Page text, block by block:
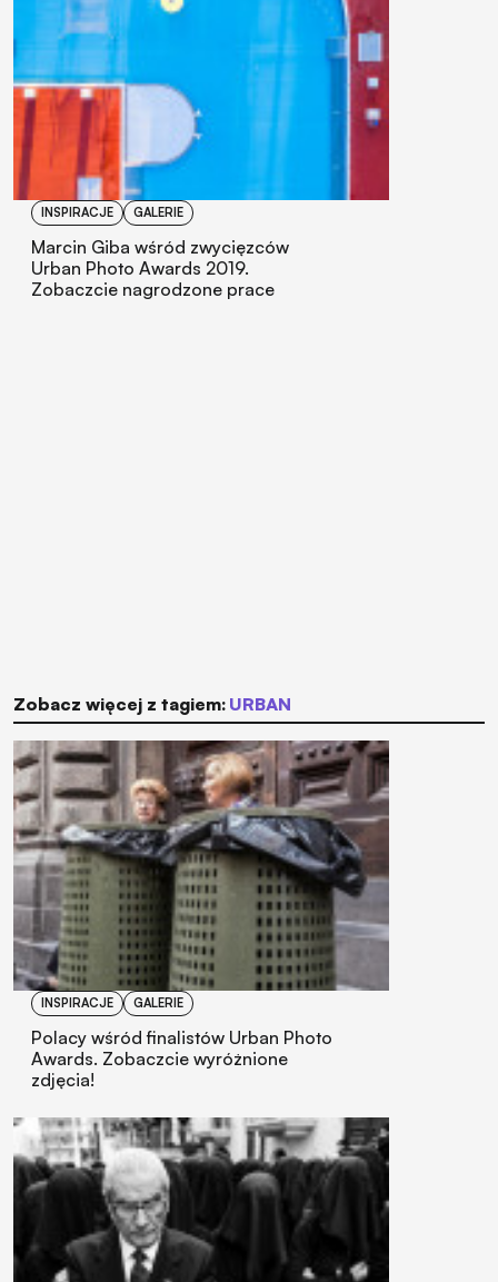
INSPIRACJE GALERIE
Marcin Giba wśród zwycięzców
Urban Photo Awards 2019.
Zobaczcie nagrodzone prace
Zobacz więcej z tagiem: URBAN
INSPIRACJE GALERIE
Polacy wśród finalistów Urban Photo
Awards. Zobaczcie wyróżnione
zdjęcia!